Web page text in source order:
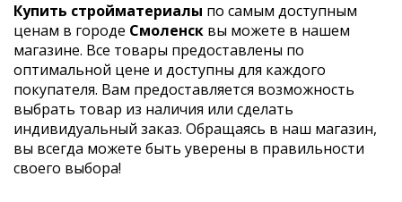
Купить стройматериалы по самым доступным
ценам в городе Смоленск вы можете в нашем
магазине. Все товары предоставлены по
оптимальной цене и доступны для каждого
покупателя. Вам предоставляется возможность
выбрать товар из наличия или сделать
индивидуальный заказ. Обращаясь в наш магазин,
вы всегда можете быть уверены в правильности
своего выбора!